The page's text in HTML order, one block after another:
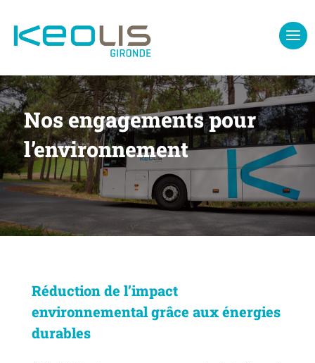
Nos engagements pour
l’environnement
Réduction de l’impact
environnemental grâce aux énergies
durables